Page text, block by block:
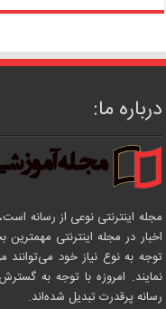
درباره ما:
مجله اینترنتی نوعی از رسانه
اخبار در مجله اینترنتی
توجه به نوع نیاز خود می‌توانند
نمایند. امروزه با توجه به
رسانه پرقدرت تبدیل شده‌اند.